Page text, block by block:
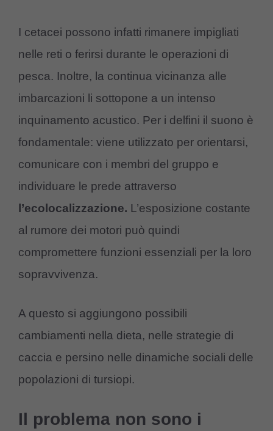
I cetacei possono infatti rimanere impigliati
nelle reti o ferirsi durante le operazioni di
pesca. Inoltre, la continua vicinanza alle
imbarcazioni li sottopone a un intenso
inquinamento acustico. Per i delfini il suono è
fondamentale: viene utilizzato per orientarsi,
comunicare con i membri del gruppo e
individuare le prede attraverso
l’ecolocalizzazione. L’esposizione costante
al rumore dei motori può quindi
compromettere funzioni essenziali per la loro
sopravvivenza.
A questo si aggiungono possibili
cambiamenti nella dieta, nelle strategie di
caccia e persino nelle dinamiche sociali delle
popolazioni di tursiopi.
Il problema non sono i